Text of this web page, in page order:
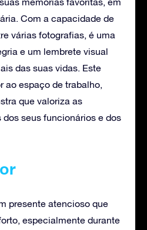
Com a capacidade de
várias fotografias, é uma
e um lembrete visual
das suas vidas. Este
ao espaço de trabalho,
que valoriza as
seus funcionários e dos
presente atencioso que
especialmente durante